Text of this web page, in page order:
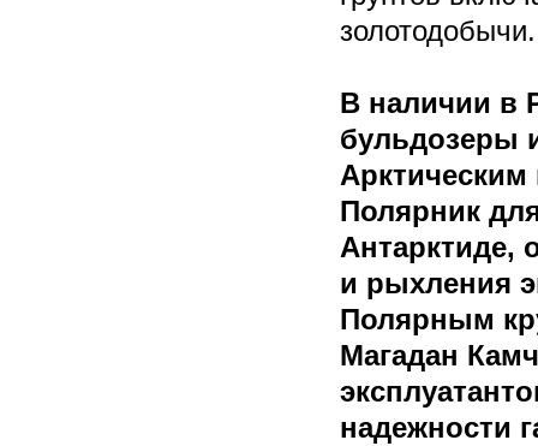
золотодобычи.
В наличии в
бульдозеры
Арктическим
Полярник
Антарктиде,
и рыхления
Полярным
Магадан
надежности